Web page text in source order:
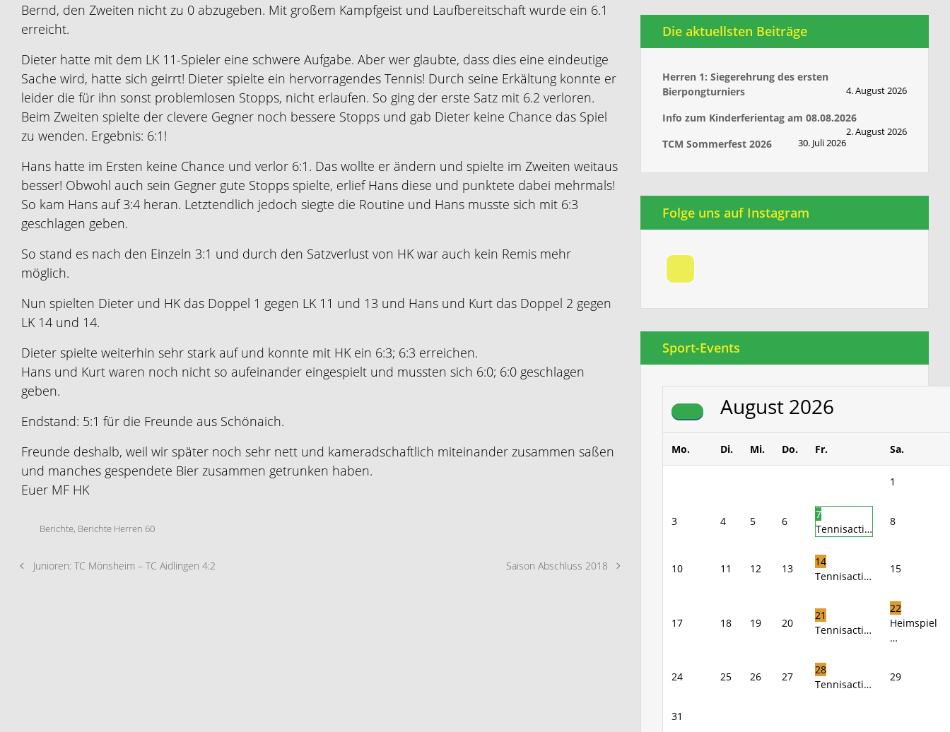
Bernd, den Zweiten nicht zu 0 abzugeben. Mit großem Kampfgeist und Laufbereitschaft wurde ein 6.1
erreicht.
Dieter hatte mit dem LK 11-Spieler eine schwere Aufgabe. Aber wer glaubte, dass dies eine eindeutige
Sache wird, hatte sich geirrt! Dieter spielte ein hervorragendes Tennis! Durch seine Erkältung konnte er
leider die für ihn sonst problemlosen Stopps, nicht erlaufen. So ging der erste Satz mit 6.2 verloren.
Beim Zweiten spielte der clevere Gegner noch bessere Stopps und gab Dieter keine Chance das Spiel
zu wenden. Ergebnis: 6:1!
Hans hatte im Ersten keine Chance und verlor 6:1. Das wollte er ändern und spielte im Zweiten weitaus
besser! Obwohl auch sein Gegner gute Stopps spielte, erlief Hans diese und punktete dabei mehrmals!
So kam Hans auf 3:4 heran. Letztendlich jedoch siegte die Routine und Hans musste sich mit 6:3
geschlagen geben.
So stand es nach den Einzeln 3:1 und durch den Satzverlust von HK war auch kein Remis mehr
möglich.
Nun spielten Dieter und HK das Doppel 1 gegen LK 11 und 13 und Hans und Kurt das Doppel 2 gegen
LK 14 und 14.
Dieter spielte weiterhin sehr stark auf und konnte mit HK ein 6:3; 6:3 erreichen.
Hans und Kurt waren noch nicht so aufeinander eingespielt und mussten sich 6:0; 6:0 geschlagen
geben.
Endstand: 5:1 für die Freunde aus Schönaich.
Freunde deshalb, weil wir später noch sehr nett und kameradschaftlich miteinander zusammen saßen
und manches gespendete Bier zusammen getrunken haben.
Euer MF HK
Berichte, Berichte Herren 60
Junioren: TC Mönsheim – TC Aidlingen 4:2 Saison Abschluss 2018
Die aktuellsten Beiträge
Herren 1: Siegerehrung des ersten
Bierpongturniers
4. August 2026
Info zum Kinderferientag am 08.08.2026
2. August 2026
TCM Sommerfest 2026 30. Juli 2026
Folge uns auf Instagram
Sport-Events
August 2026
Mo. Di. Mi. Do. Fr. Sa.
1
3 4 5 6
7
Tennisacti…
8
10 11 12 13
14
Tennisacti…
15
17 18 19 20
21
Tennisacti…
22
Heimspiel
…
24 25 26 27
28
Tennisacti…
29
31